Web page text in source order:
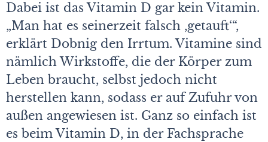
Dabei ist das Vitamin D gar kein Vitamin.
„Man hat es seinerzeit falsch ,getauft‘“,
erklärt Dobnig den Irrtum. Vitamine sind
nämlich Wirkstoffe, die der Körper zum
Leben braucht, selbst jedoch nicht
herstellen kann, sodass er auf Zufuhr von
außen angewiesen ist. Ganz so einfach ist
es beim Vitamin D, in der Fachsprache